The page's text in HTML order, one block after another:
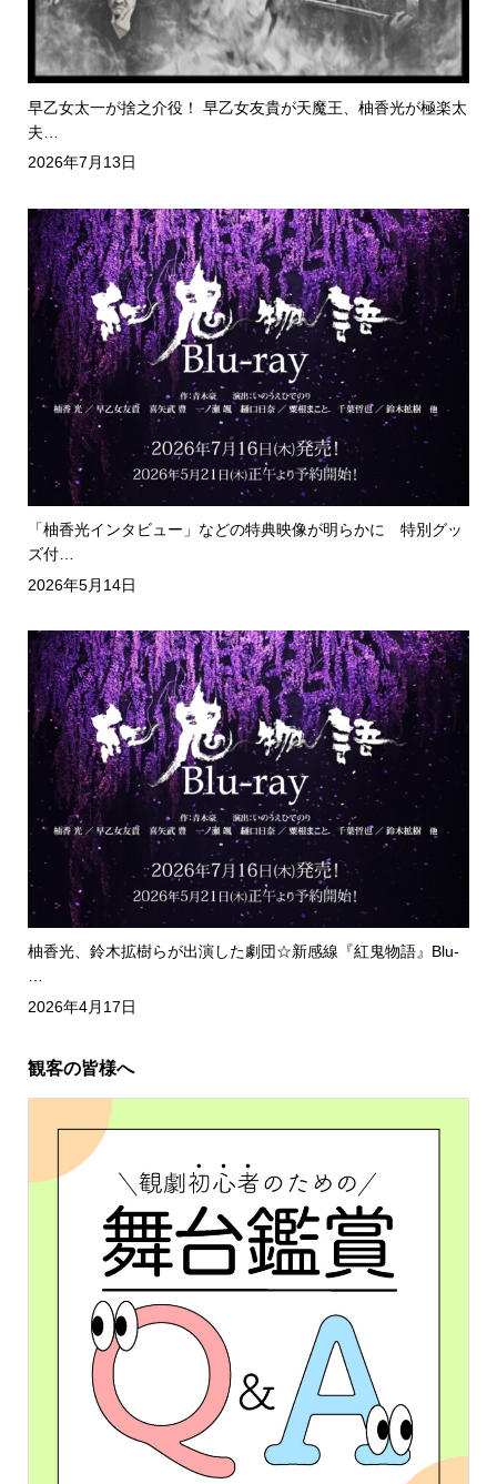
早乙女太一が捨之介役！ 早乙女友貴が天魔王、柚香光が極楽太
夫…
2026年7月13日
「柚香光インタビュー」などの特典映像が明らかに 特別グッ
ズ付…
2026年5月14日
柚香光、鈴木拡樹らが出演した劇団☆新感線『紅鬼物語』Blu-
…
2026年4月17日
観客の皆様へ